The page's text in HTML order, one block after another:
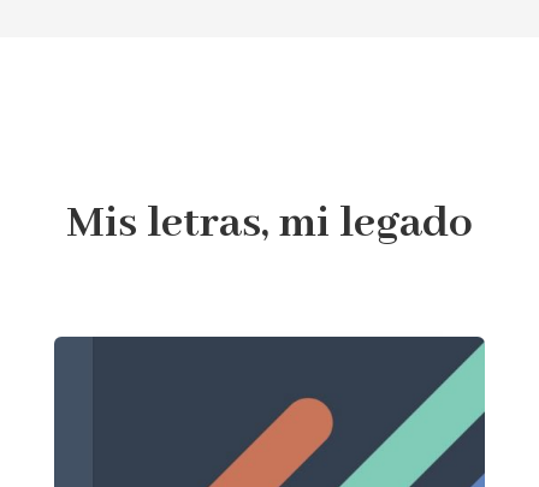
Mis letras, mi legado